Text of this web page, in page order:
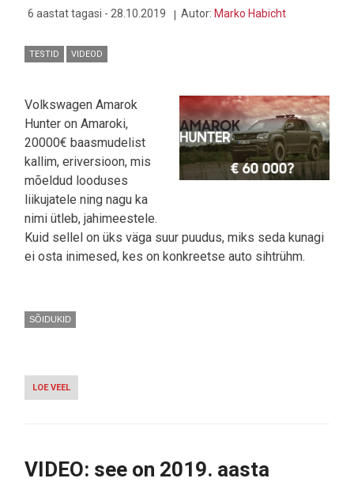
6 aastat tagasi - 28.10.2019 Autor: Marko Habicht
TESTID VIDEOD
Volkswagen Amarok
Hunter on Amaroki,
20000€ baasmudelist
kallim, eriversioon, mis
mõeldud looduses
liikujatele ning nagu ka
nimi ütleb, jahimeestele.
Kuid sellel on üks väga suur puudus, miks seda kunagi
ei osta inimesed, kes on konkreetse auto sihtrühm.
SÕIDUKID
LOE VEEL
VIDEO:
ÜLEVAADE
VIDEO: see on 2019. aasta